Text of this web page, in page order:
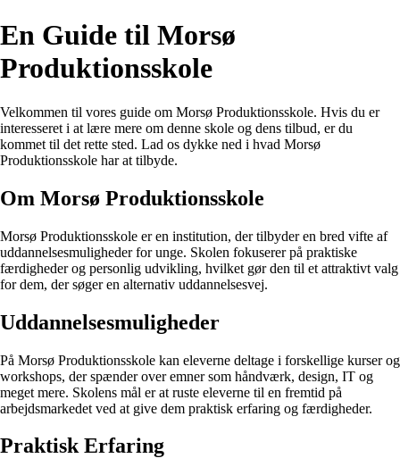
En Guide til Morsø
Produktionsskole
Velkommen til vores guide om Morsø Produktionsskole. Hvis du er
interesseret i at lære mere om denne skole og dens tilbud, er du
kommet til det rette sted. Lad os dykke ned i hvad Morsø
Produktionsskole har at tilbyde.
Om Morsø Produktionsskole
Morsø Produktionsskole er en institution, der tilbyder en bred vifte af
uddannelsesmuligheder for unge. Skolen fokuserer på praktiske
færdigheder og personlig udvikling, hvilket gør den til et attraktivt valg
for dem, der søger en alternativ uddannelsesvej.
Uddannelsesmuligheder
På Morsø Produktionsskole kan eleverne deltage i forskellige kurser og
workshops, der spænder over emner som håndværk, design, IT og
meget mere. Skolens mål er at ruste eleverne til en fremtid på
arbejdsmarkedet ved at give dem praktisk erfaring og færdigheder.
Praktisk Erfaring